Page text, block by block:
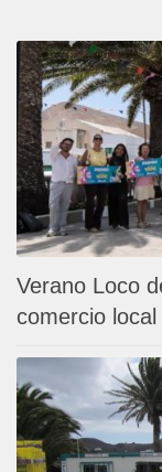
Verano Loco
comercio